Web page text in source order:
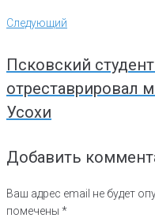
Следующий
Следующий
Псковский
отреставрировал
Усохи
Добавить
Ваш адрес email не будет
помечены *